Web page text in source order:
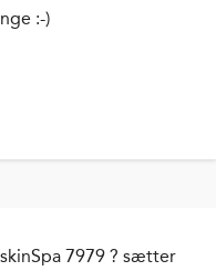
:-)
7979 ? sætter